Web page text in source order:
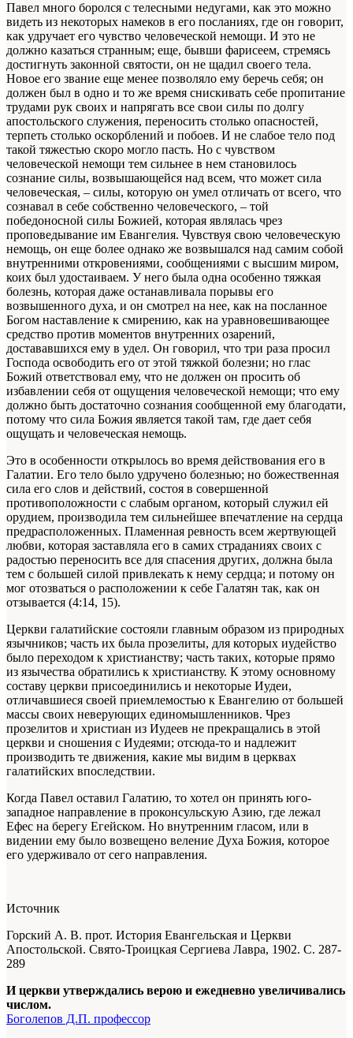
Павел много боролся с телесными недугами, как это можно
видеть из некоторых намеков в его посланиях, где он говорит,
как удручает его чувство человеческой немощи. И это не
должно казаться странным; еще, бывши фарисеем, стремясь
достигнуть законной святости, он не щадил своего тела.
Новое его звание еще менее позволяло ему беречь себя; он
должен был в одно и то же время снискивать себе пропитание
трудами рук своих и напрягать все свои силы по долгу
апостольского служения, переносить столько опасностей,
терпеть столько оскорблений и побоев. И не слабое тело под
такой тяжестью скоро могло пасть. Но с чувством
человеческой немощи тем сильнее в нем становилось
сознание силы, возвышающейся над всем, что может сила
человеческая, – силы, которую он умел отличать от всего, что
сознавал в себе собственно человеческого, – той
победоносной силы Божией, которая являлась чрез
проповедывание им Евангелия. Чувствуя свою человеческую
немощь, он еще более однако же возвышался над самим собой
внутренними откровениями, сообщениями с высшим миром,
коих был удостаиваем. У него была одна особенно тяжкая
болезнь, которая даже останавливала порывы его
возвышенного духа, и он смотрел на нее, как на посланное
Богом наставление к смирению, как на уравновешивающее
средство против моментов внутренних озарений,
достававшихся ему в удел. Он говорил, что три раза просил
Господа освободить его от этой тяжкой болезни; но глас
Божий ответствовал ему, что не должен он просить об
избавлении себя от ощущения человеческой немощи; что ему
должно быть достаточно сознания сообщенной ему благодати,
потому что сила Божия является такой там, где дает себя
ощущать и человеческая немощь.
Это в особенности открылось во время действования его в
Галатии. Его тело было удручено болезнью; но божественная
сила его слов и действий, состоя в совершенной
противоположности с слабым органом, который служил ей
орудием, производила тем сильнейшее впечатление на сердца
предрасположенных. Пламенная ревность всем жертвующей
любви, которая заставляла его в самих страданиях своих с
радостью переносить все для спасения других, должна была
тем с большей силой привлекать к нему сердца; и потому он
мог отозваться о расположении к себе Галатян так, как он
отзывается (4:14, 15).
Церкви галатийские состояли главным образом из природных
язычников; часть их была прозелиты, для которых иудейство
было переходом к христианству; часть таких, которые прямо
из язычества обратились к христианству. К этому основному
составу церкви присоединились и некоторые Иудеи,
отличавшиеся своей приемлемостью к Евангелию от большей
массы своих неверующих единомышленников. Чрез
прозелитов и христиан из Иудеев не прекращались в этой
церкви и сношения с Иудеями; отсюда-то и надлежит
производить те движения, какие мы видим в церквах
галатийских впоследствии.
Когда Павел оставил Галатию, то хотел он принять юго-
западное направление в проконсульскую Азию, где лежал
Ефес на берегу Егейском. Но внутренним гласом, или в
видении ему было возвещено веление Духа Божия, которое
его удерживало от сего направления.
Источник
Горский А. В. прот. История Евангельская и Церкви
Апостольской. Свято-Троицкая Сергиева Лавра, 1902. С. 287-
289
И церкви утверждались верою и ежедневно увеличивались
числом.
Боголепов Д.П. профессор